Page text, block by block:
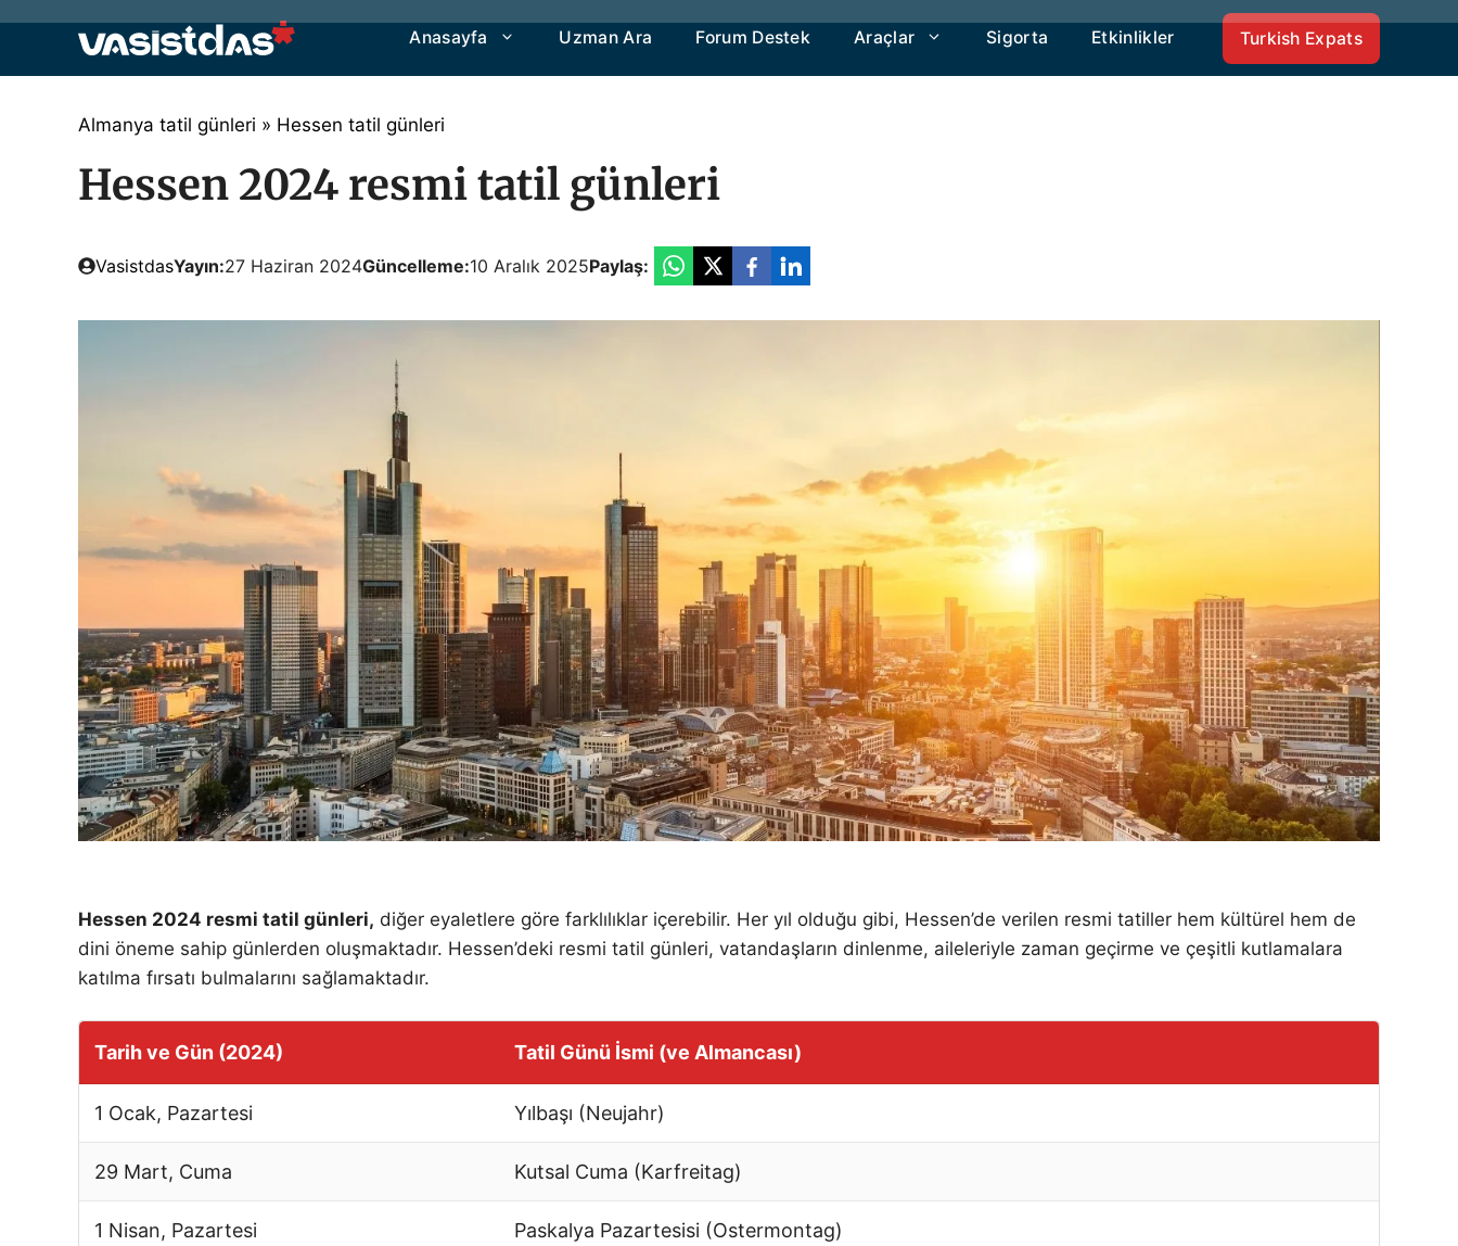
Anasayfa Uzman Ara Forum Destek Araçlar Sigorta Etkinlikler Turkish Expats
Almanya tatil günleri » Hessen tatil günleri
Hessen 2024 resmi tatil günleri
VasistdasYayın:27 Haziran 2024Güncelleme:10 Aralık 2025Paylaş:
Hessen 2024 resmi tatil günleri, diğer eyaletlere göre farklılıklar içerebilir. Her yıl olduğu gibi, Hessen’de verilen resmi tatiller hem kültürel hem de
dini öneme sahip günlerden oluşmaktadır. Hessen’deki resmi tatil günleri, vatandaşların dinlenme, aileleriyle zaman geçirme ve çeşitli kutlamalara
katılma fırsatı bulmalarını sağlamaktadır.
Tarih ve Gün (2024) Tatil Günü İsmi (ve Almancası)
1 Ocak, Pazartesi Yılbaşı (Neujahr)
29 Mart, Cuma Kutsal Cuma (Karfreitag)
1 Nisan, Pazartesi Paskalya Pazartesisi (Ostermontag)